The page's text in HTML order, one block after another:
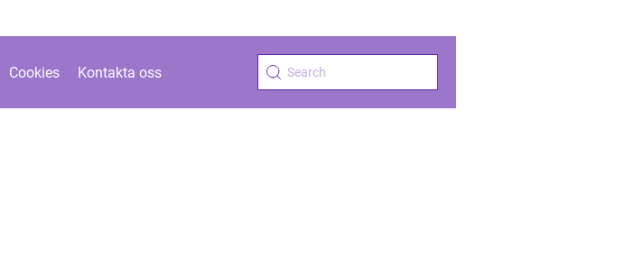
Cookies Kontakta oss